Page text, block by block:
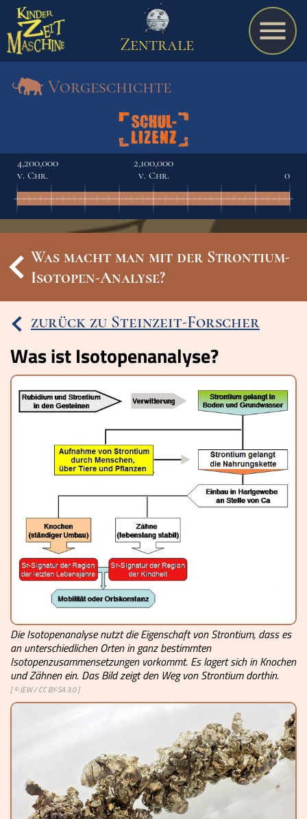
A bis Z
Termine
Schulmaterialien
Zentrale
Vorgeschichte
4,200,000
v. Chr.
2,100,000
v. Chr.
0
Ereignisse
Lucys Wissensbox
Karte
Quiz
Memospiel
Videos
Mach mit!
Buchtipps
Schulmaterialien
Museen
Was macht man mit der Strontium-
Isotopen-Analyse?
zurück zu Steinzeit-Forscher
Was ist Isotopenanalyse?
Die Isotopenanalyse nutzt die Eigenschaft von Strontium, dass es
an unterschiedlichen Orten in ganz bestimmten
Isotopenzusammensetzungen vorkommt. Es lagert sich in Knochen
und Zähnen ein. Das Bild zeigt den Weg von Strontium dorthin.
[ ©JEW/CC BY-SA 3.0]